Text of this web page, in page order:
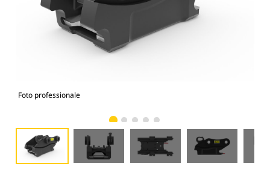
Foto professionale